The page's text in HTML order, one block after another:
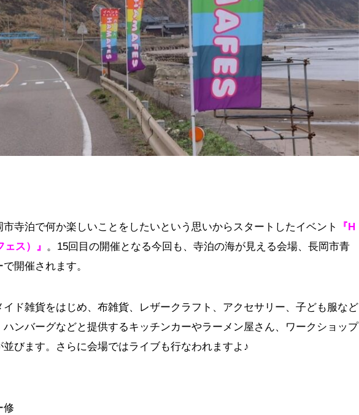
寺泊で何か楽しいことをしたいという思いからスタートしたイベント
『H
ス）』 。15回目の開催となる今回も、寺泊の海が見える会場、長岡市青
開催されます。
ド雑貨をはじめ、布雑貨、レザークラフト、アクセサリー、子ども服など
ンバーグなどと提供するキッチンカーやラーメン屋さん、ワークショップ
並びます。さらに会場ではライブも行なわれますよ♪
修